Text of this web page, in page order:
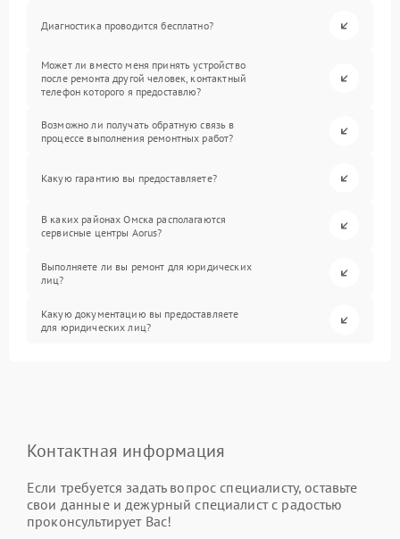
Диагностика проводится бесплатно?
Может ли вместо меня принять устройство
после ремонта другой человек, контактный
телефон которого я предоставлю?
Возможно ли получать обратную связь в
процессе выполнения ремонтных работ?
Какую гарантию вы предоставляете?
В каких районах Омска располагаются
сервисные центры Aorus?
Выполняете ли вы ремонт для юридических
лиц?
Какую документацию вы предоставляете
для юридических лиц?
Контактная информация
Если требуется задать вопрос специалисту, оставьте
свои данные и дежурный специалист с радостью
проконсультирует Вас!